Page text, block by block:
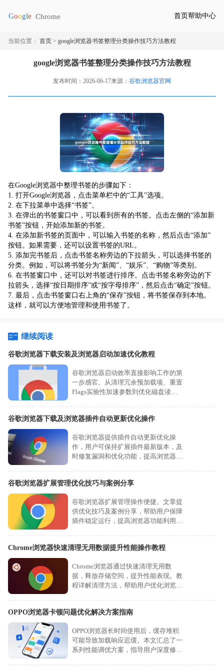
首页帮助中心
当前位置： 首页 > google浏览器书签整理分类操作技巧方法教程
google浏览器书签整理分类操作技巧方法教程
发布时间：2026-06-17来源： 谷歌浏览器官网
在Google浏览器中整理书签的步骤如下：
1. 打开Google浏览器，点击菜单栏中的“工具”选项。
2. 在下拉菜单中选择“书签”。
3. 在弹出的书签窗口中，可以看到所有的书签。点击左侧的“添加新
书签”按钮，开始添加新的书签。
4. 在添加新书签的页面中，可以输入书签的名称，然后点击“添加”
按钮。如果需要，还可以设置书签的URL。
5. 添加完书签后，点击书签名称旁边的下拉箭头，可以选择书签的
分类。例如，可以将书签分为“新闻”、“娱乐”、“购物”等类别。
6. 在书签窗口中，还可以对书签进行排序。点击书签名称旁边的下
拉箭头，选择“按日期排序”或“按字母排序”，然后点击“确定”按钮。
7. 最后，点击书签窗口右上角的“保存”按钮，将书签保存到本地。
这样，就可以方便地管理和使用书签了。
继续阅读
谷歌浏览器下载安装及浏览器启动加速优化教程
谷歌浏览器启动效率直接影响工作的第
一步感官。从清理冗余预加载项、重置
Flags实验性加速参数到优化磁盘读写
低系统资源占用的同时，让每一次开启
谷歌浏览器下载及浏览器插件自动更新优化操作
谷歌浏览器提供插件自动更新优化操
作，用户可保持扩展插件最新版本，及
时修复漏洞和优化功能，提高浏览器安
谷歌浏览器扩展管理优化技巧与案例分享
谷歌浏览器扩展管理操作便捷。文章提
供优化技巧及案例分享，帮助用户保障
插件稳定运行，提高浏览器功能利用
Chrome浏览器快速清理无用数据提升性能操作教程
Chrome浏览器通过快速清理无用数
据，释放存储空间，提升性能表现。教
程详解清理方法，帮助用户优化浏览速
OPPO浏览器卡顿问题优化解决方案指南
OPPO浏览器长时间使用后，缓存堆积
可能导致加载响应迟缓。本文汇总了一
系列性能调优方案，指导用户深度修复